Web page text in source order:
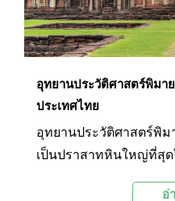
อุทยานประวัติศาสตร์พิมา
ประเทศไทย
อุทยานประวัติศาสตร์พิม
เป็นปราสาทหินใหญ่ที่สุด
อ่